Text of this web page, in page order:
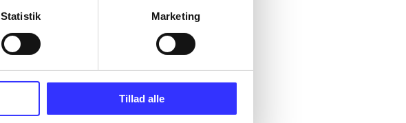
Statistik Marketing
Tillad alle